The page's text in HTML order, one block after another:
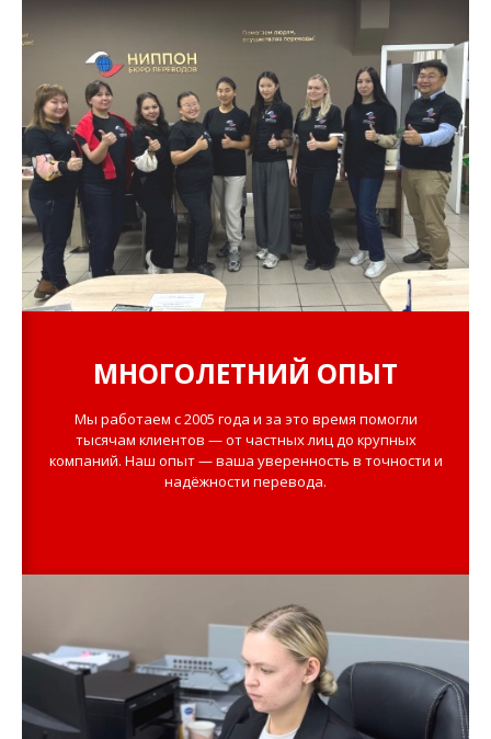
МНОГОЛЕТНИЙ ОПЫТ
Мы работаем с 2005 года и за это время помогли
тысячам клиентов — от частных лиц до крупных
компаний. Наш опыт — ваша уверенность в точности и
надёжности перевода.